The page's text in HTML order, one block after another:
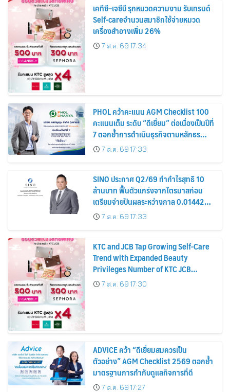
เคทีซี–เจซีบี รุกหมวดความงาม รับเทรนด์
Self-careจำนวนสมาชิกใช้จ่ายหมวด
เครื่องสำอางเพิ่ม 26%
7 ส.ค. 69 17:34
PHOL คว้าคะแนน AGM Checklist 100
คะแนนเต็ม ระดับ “ดีเยี่ยม” ต่อเนื่องเป็นปีที่
7 ตอกย้ำการดำเนินธุรกิจตามหลักธร
รมาภิบาล โปร่งใส สร้างความเชื่อมั่นผู้ถือ
หุ้น
7 ส.ค. 69 17:33
SINO ประกาศ Q2/69 ทำกำไรสุทธิ 10
ล้านบาท ฟื้นตัวแกร่งจากไตรมาสก่อน
เตรียมจ่ายปันผลระหว่างกาล 0.014423
บาทต่อหุ้น ครึ่งปีหลังมุ่งเติบโตต่อเนื่อง
7 ส.ค. 69 17:33
KTC and JCB Tap Growing Self-Care
Trend with Expanded Beauty
Privileges Number of KTC JCB
Cardmembers Spending on
Cosmetics Rises 26%
7 ส.ค. 69 17:30
ADVICE คว้า “ดีเยี่ยมสมควรเป็น
ตัวอย่าง” AGM Checklist 2569 ตอกย้ำ
มาตรฐานการกำกับดูแลกิจการที่ดี
7 ส.ค. 69 17:27